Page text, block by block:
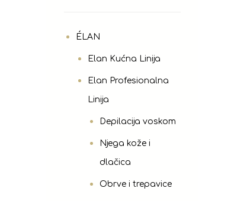
ÉLAN
Elan Kućna Linija
Elan Profesionalna
Linija
Depilacija voskom
Njega kože i
dlačica
Obrve i trepavice